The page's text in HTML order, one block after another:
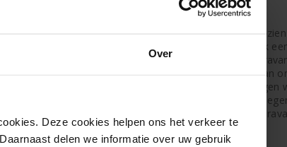
Over
Deze cookies helpen ons het verkeer te
delen we informatie over uw gebruik
? Laat het
stickers. In onze ontwerpmodule kun je gemakkelijk
Ga dus op zoek naar een logo met het Hobby
logo in de handige online ontwerpmodule. Het mooie van
is dat je de Hobby caravan stickers naar eigen
Dit wil zeggen dat je er een tekst bij kunt
net iets anders maken. Zo heb je altijd een Hobby
aan je verwachtingen.